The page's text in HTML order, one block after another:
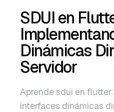
English
SDUI en
Dinámicas
Servidor
Aprende sdui en
interfaces dinámicas